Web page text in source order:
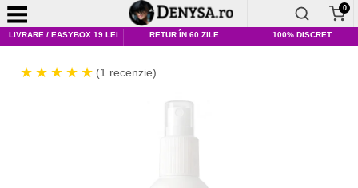
0
LIVRARE / EASYBOX 19 LEI RETUR ÎN 60 ZILE 100% DISCRET
(1 recenzie)